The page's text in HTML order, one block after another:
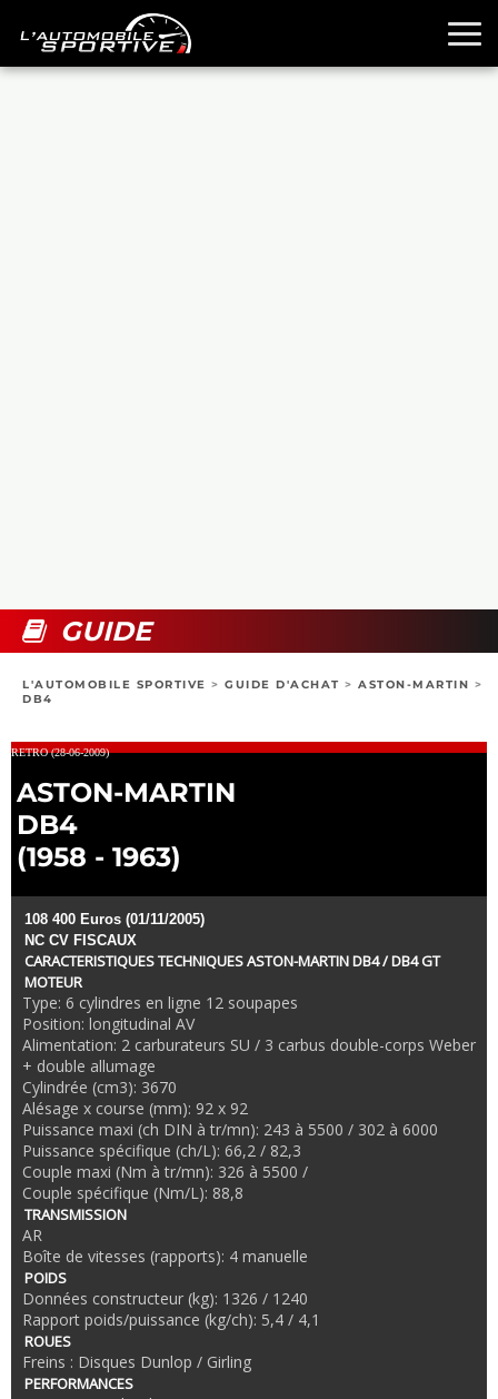
BOUTIQUE
GUIDE
L'AUTOMOBILE SPORTIVE > GUIDE D'ACHAT > ASTON-MARTIN >
DB4
RETRO (28-06-2009)
ASTON-MARTIN
DB4
(1958 - 1963)
108 400 Euros (01/11/2005)
NC CV FISCAUX
CARACTERISTIQUES TECHNIQUES ASTON-MARTIN DB4 / DB4 GT
MOTEUR
Type: 6 cylindres en ligne 12 soupapes
Position: longitudinal AV
Alimentation: 2 carburateurs SU / 3 carbus double-corps Weber
+ double allumage
Cylindrée (cm3): 3670
Alésage x course (mm): 92 x 92
Puissance maxi (ch DIN à tr/mn): 243 à 5500 / 302 à 6000
Puissance spécifique (ch/L): 66,2 / 82,3
Couple maxi (Nm à tr/mn): 326 à 5500 /
Couple spécifique (Nm/L): 88,8
TRANSMISSION
AR
Boîte de vitesses (rapports): 4 manuelle
POIDS
Données constructeur (kg): 1326 / 1240
Rapport poids/puissance (kg/ch): 5,4 / 4,1
ROUES
Freins : Disques Dunlop / Girling
PERFORMANCES